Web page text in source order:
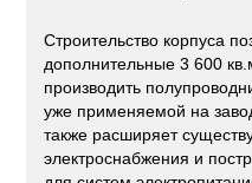
Строительство корпуса
дополнительные 3 600
производить
уже применяемой на
также расширяет
электроснабжения и